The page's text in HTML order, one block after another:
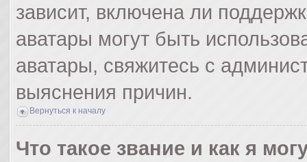
зависит, включена ли
аватары могут быть
аватары, свяжитесь с
выяснения причин.
Вернуться к началу
Что такое звание и как я